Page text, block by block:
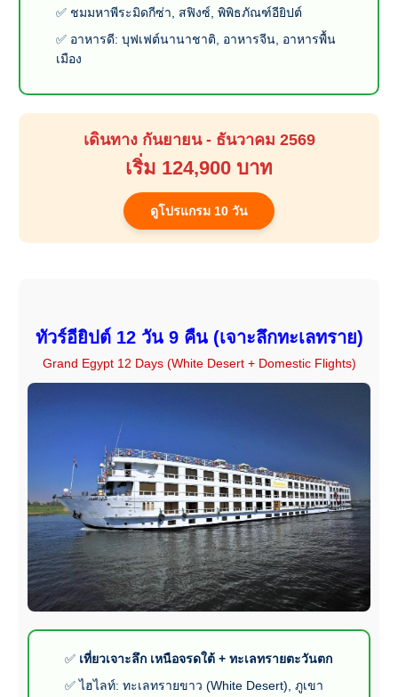
✅ ชมมหาพีระมิดกีซ่า, สฟิงซ์, พิพิธภัณฑ์อียิปต์
✅ อาหารดี: บุฟเฟต์นานาชาติ, อาหารจีน, อาหารพื้น
เมือง
เดินทาง กันยายน - ธันวาคม 2569
เริ่ม 124,900 บาท
ดูโปรแกรม 10 วัน
ทัวร์อียิปต์ 12 วัน 9 คืน (เจาะลึกทะเลทราย)
Grand Egypt 12 Days (White Desert + Domestic Flights)
✅ เที่ยวเจาะลึก เหนือจรดใต้ + ทะเลทรายตะวันตก
✅ ไฮไลท์: ทะเลทรายขาว (White Desert), ภูเขา